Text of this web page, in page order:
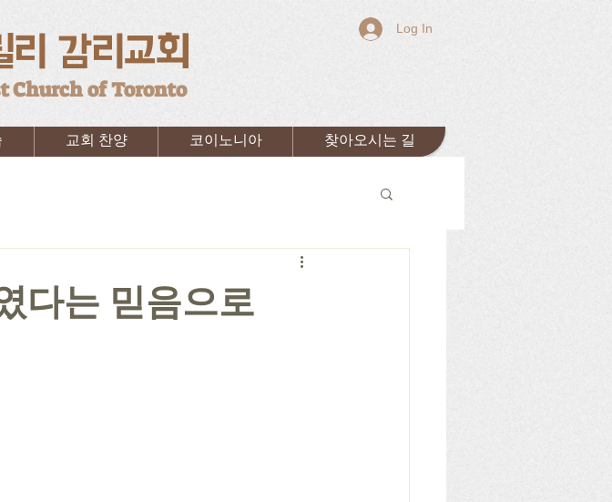
감리교회
Church of Toronto
Log In
교회 찬양 코이노니아 찾아오시는 길
다는 믿음으로